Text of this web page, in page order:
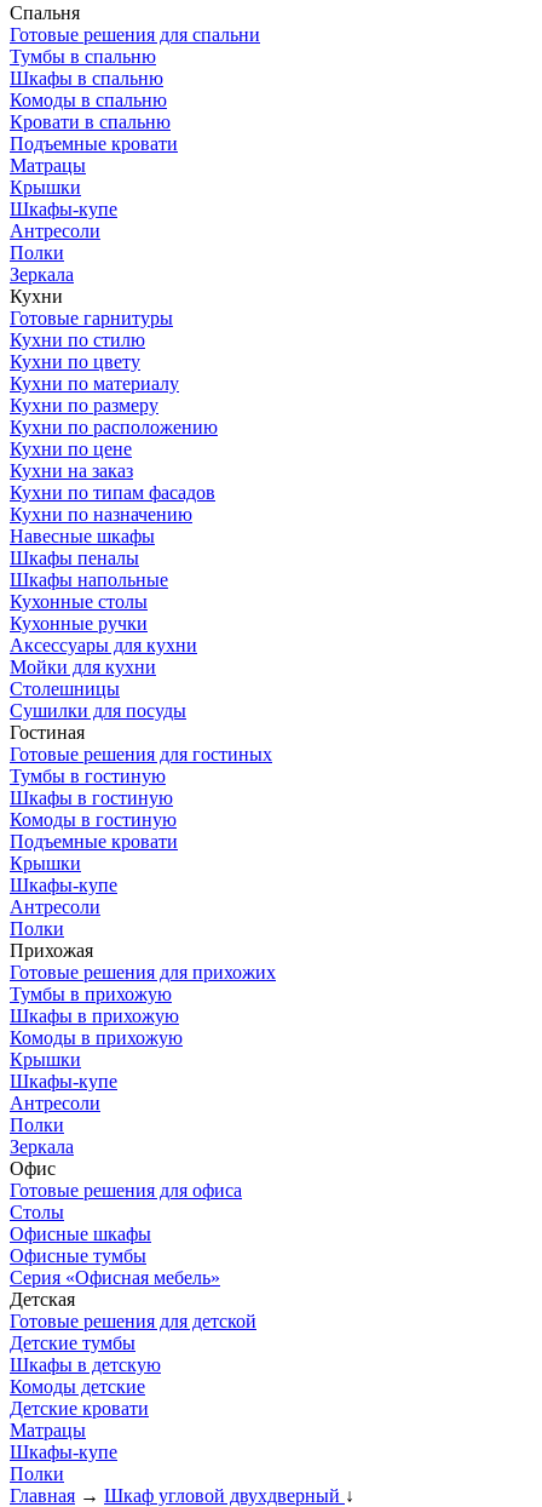
Спальня
Готовые решения для спальни
Тумбы в спальню
Шкафы в спальню
Комоды в спальню
Кровати в спальню
Подъемные кровати
Матрацы
Крышки
Шкафы-купе
Антресоли
Полки
Зеркала
Кухни
Готовые гарнитуры
Кухни по стилю
Кухни по цвету
Кухни по материалу
Кухни по размеру
Кухни по расположению
Кухни по цене
Кухни на заказ
Кухни по типам фасадов
Кухни по назначению
Навесные шкафы
Шкафы пеналы
Шкафы напольные
Кухонные столы
Кухонные ручки
Аксессуары для кухни
Мойки для кухни
Столешницы
Сушилки для посуды
Гостиная
Готовые решения для гостиных
Тумбы в гостиную
Шкафы в гостиную
Комоды в гостиную
Подъемные кровати
Крышки
Шкафы-купе
Антресоли
Полки
Прихожая
Готовые решения для прихожих
Тумбы в прихожую
Шкафы в прихожую
Комоды в прихожую
Крышки
Шкафы-купе
Антресоли
Полки
Зеркала
Офис
Готовые решения для офиса
Столы
Офисные шкафы
Офисные тумбы
Серия «Офисная мебель»
Детская
Готовые решения для детской
Детские тумбы
Шкафы в детскую
Комоды детские
Детские кровати
Матрацы
Шкафы-купе
Полки
Главная → Шкаф угловой двухдверный ↓